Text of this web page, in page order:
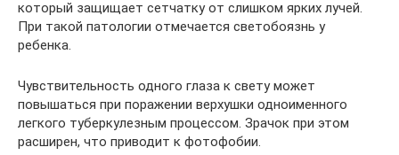
который защищает сетчатку от слишком ярких лучей.
При такой патологии отмечается светобоязнь у
ребенка.
Чувствительность одного глаза к свету может
повышаться при поражении верхушки одноименного
легкого туберкулезным процессом. Зрачок при этом
расширен, что приводит к фотофобии.